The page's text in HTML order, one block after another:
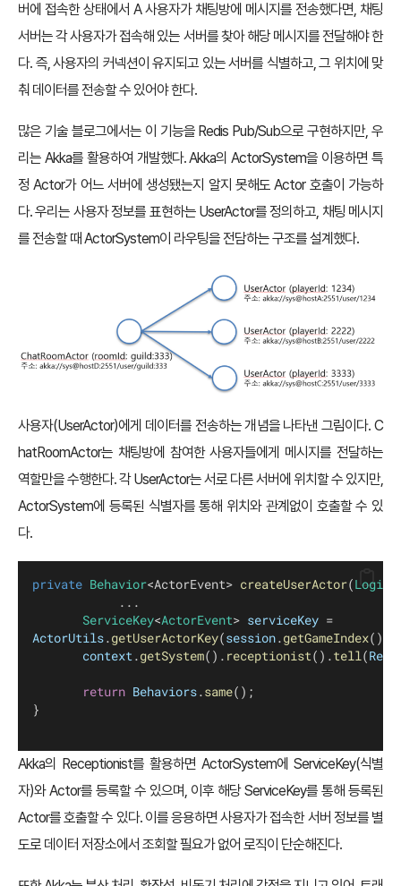
버에 접속한 상태에서 A 사용자가 채팅방에 메시지를 전송했다면, 채팅
서버는 각 사용자가 접속해 있는 서버를 찾아 해당 메시지를 전달해야 한
다. 즉, 사용자의 커넥션이 유지되고 있는 서버를 식별하고, 그 위치에 맞
춰 데이터를 전송할 수 있어야 한다.
많은 기술 블로그에서는 이 기능을 Redis Pub/Sub으로 구현하지만, 우
리는 Akka를 활용하여 개발했다. Akka의 ActorSystem을 이용하면 특
정 Actor가 어느 서버에 생성됐는지 알지 못해도 Actor 호출이 가능하
다. 우리는 사용자 정보를 표현하는 UserActor를 정의하고, 채팅 메시지
를 전송할 때 ActorSystem이 라우팅을 전담하는 구조를 설계했다.
사용자(UserActor)에게 데이터를 전송하는 개념을 나타낸 그림이다. C
hatRoomActor는 채팅방에 참여한 사용자들에게 메시지를 전달하는
역할만을 수행한다. 각 UserActor는 서로 다른 서버에 위치할 수 있지만,
ActorSystem에 등록된 식별자를 통해 위치와 관계없이 호출할 수 있
다.
private Behavior<ActorEvent> createUserActor(
        		...
ServiceKey<ActorEvent> serviceKey =
ActorUtils.getUserActorKey(session.getGameIndex(),
context.getSystem(). receptionist().tell(
return Behaviors.same();
}
Akka의 Receptionist를 활용하면 ActorSystem에 ServiceKey(식별
자)와 Actor를 등록할 수 있으며, 이후 해당 ServiceKey를 통해 등록된
Actor를 호출할 수 있다. 이를 응용하면 사용자가 접속한 서버 정보를 별
도로 데이터 저장소에서 조회할 필요가 없어 로직이 단순해진다.